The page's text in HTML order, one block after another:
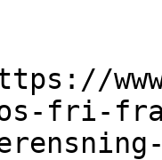
os-fri-